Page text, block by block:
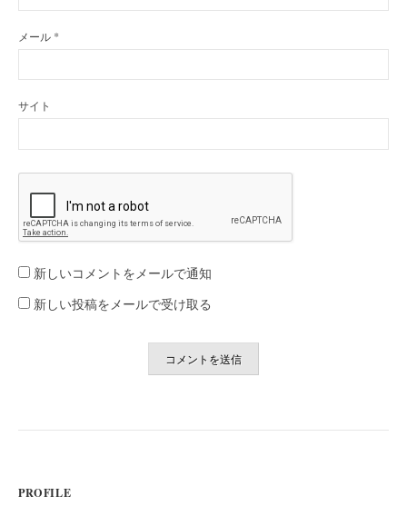
メール *
サイト
新しいコメントをメールで通知
新しい投稿をメールで受け取る
PROFILE